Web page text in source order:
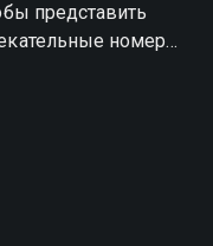
представить
номера.
лучших